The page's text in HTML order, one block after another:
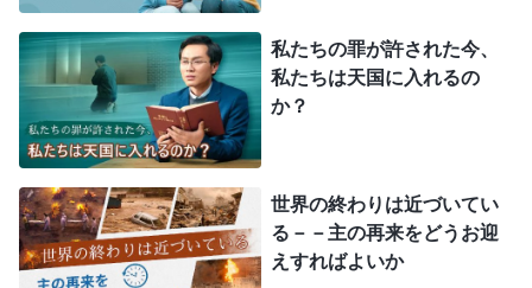
た。彼らは毎日神様にいけにえを捧げましたが、神
様の言葉を実践することはほとんどなく、ヤーウェ
の命令に従うこともなく、神様からの命令を捨てて
人間的な伝統にのみ従ったのです。そして最終的
に、彼らは神様からの称賛を得なかったばかりか、
主イエス様に嫌われ、呪われたのです。現代の教会
が大がかりなクリスマスのお祝いをしても、それは
一時のことに過ぎません。人々があつまって喜び、
私たちの罪が許された今、
私たちは天国に入れるの
か？
世界の終わりは近づいてい
る－－主の再来をどうお迎
えすればよいか